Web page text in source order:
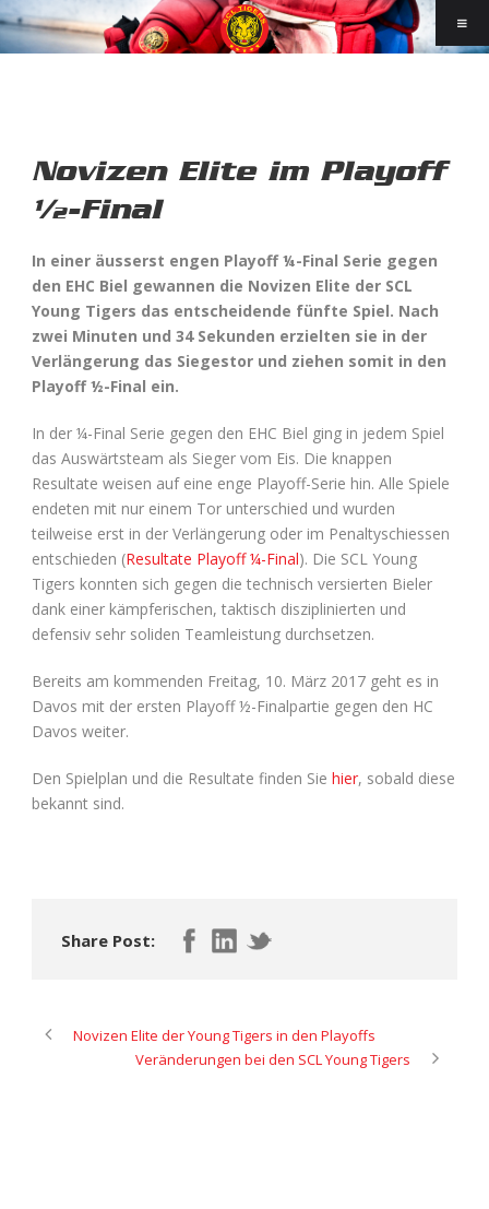
Novizen Elite im Playoff
½-Final
In einer äusserst engen Playoff ¼-Final Serie gegen
den EHC Biel gewannen die Novizen Elite der SCL
Young Tigers das entscheidende fünfte Spiel. Nach
zwei Minuten und 34 Sekunden erzielten sie in der
Verlängerung das Siegestor und ziehen somit in den
Playoff ½-Final ein.
In der ¼-Final Serie gegen den EHC Biel ging in jedem Spiel
das Auswärtsteam als Sieger vom Eis. Die knappen
Resultate weisen auf eine enge Playoff-Serie hin. Alle Spiele
endeten mit nur einem Tor unterschied und wurden
teilweise erst in der Verlängerung oder im Penaltyschiessen
entschieden (Resultate Playoff ¼-Final). Die SCL Young
Tigers konnten sich gegen die technisch versierten Bieler
dank einer kämpferischen, taktisch disziplinierten und
defensiv sehr soliden Teamleistung durchsetzen.
Bereits am kommenden Freitag, 10. März 2017 geht es in
Davos mit der ersten Playoff ½-Finalpartie gegen den HC
Davos weiter.
Den Spielplan und die Resultate finden Sie hier, sobald diese
bekannt sind.
Share Post:
Novizen Elite der Young Tigers in den Playoffs
Veränderungen bei den SCL Young Tigers